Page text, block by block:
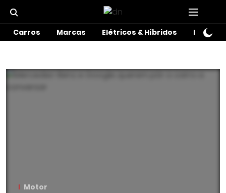
Carros Marcas Elétricos & Híbridos Motos
Motor